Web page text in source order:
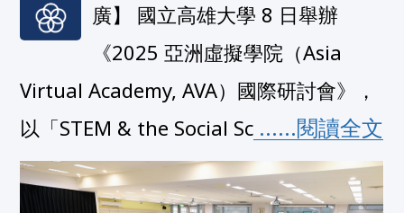
廣】 國立高雄大學 8 日舉辦
《2025 亞洲虛擬學院（Asia
Virtual Academy, AVA）國際研討會》，
以「STEM & the Social Sc ......閱讀全文